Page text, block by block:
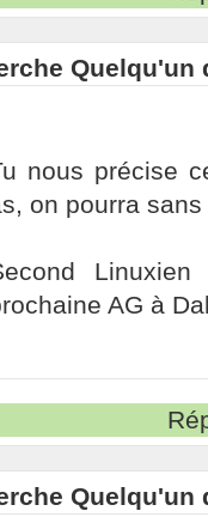
nous précise
on pourra
AG à